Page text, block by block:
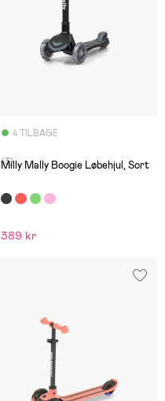
4 TILBAGE
(3)
Milly Mally Boogie Løbehjul, Sort
389 kr